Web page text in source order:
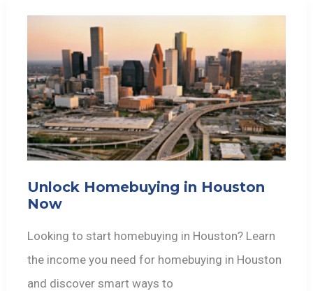
Unlock Homebuying in Houston
Now
Looking to start homebuying in Houston? Learn
the income you need for homebuying in Houston
and discover smart ways to